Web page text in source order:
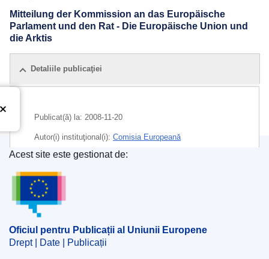
Mitteilung der Kommission an das Europäische
Parlament und den Rat - Die Europäische Union und
die Arktis
Detaliile publicaţiei
Publicat(ă) la: 2008-11-20
Autor(i) instituţional(i): Comisia Europeană
CELEX : 52008DC0763
COMNAT : COM_2008_0763_FIN
Oficiul pentru Publicații al Uniunii Europene
Acest site este gestionat de:
Oficiul pentru Publicații al Uniunii Europene
Drept | Date | Publicații